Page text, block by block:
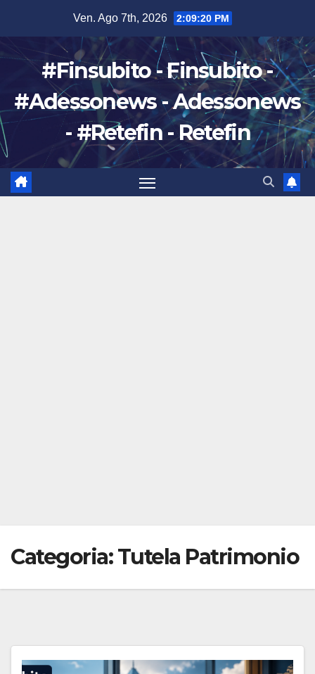
contenuto
Ven. Ago 7th, 2026 2:09:21 PM
#Finsubito - Finsubito -
#Adessonews - Adessonews
- #Retefin - Retefin
Categoria:Tutela Patrimonio